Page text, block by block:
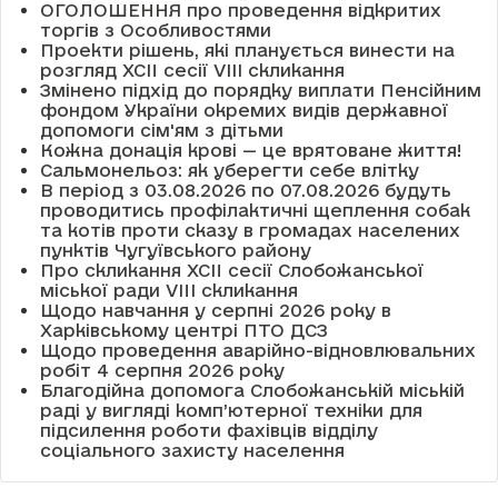
ОГОЛОШЕННЯ про проведення відкритих
торгів з Особливостями
Проекти рішень, які планується винести на
розгляд XCII сесії VІІІ скликання
Змінено підхід до порядку виплати Пенсійним
фондом України окремих видів державної
допомоги сім'ям з дітьми
Кожна донація крові — це врятоване життя!
Сальмонельоз: як уберегти себе влітку
В період з 03.08.2026 по 07.08.2026 будуть
проводитись профілактичні щеплення собак
та котів проти сказу в громадах населених
пунктів Чугуївського району
Про скликання XCII сесії Слобожанської
міської ради VIII скликання
Щодо навчання у серпні 2026 року в
Харківському центрі ПТО ДСЗ
Щодо проведення аварійно-відновлювальних
робіт 4 серпня 2026 року
Благодійна допомога Слобожанській міській
раді у вигляді комп’ютерної техніки для
підсилення роботи фахівців відділу
соціального захисту населення